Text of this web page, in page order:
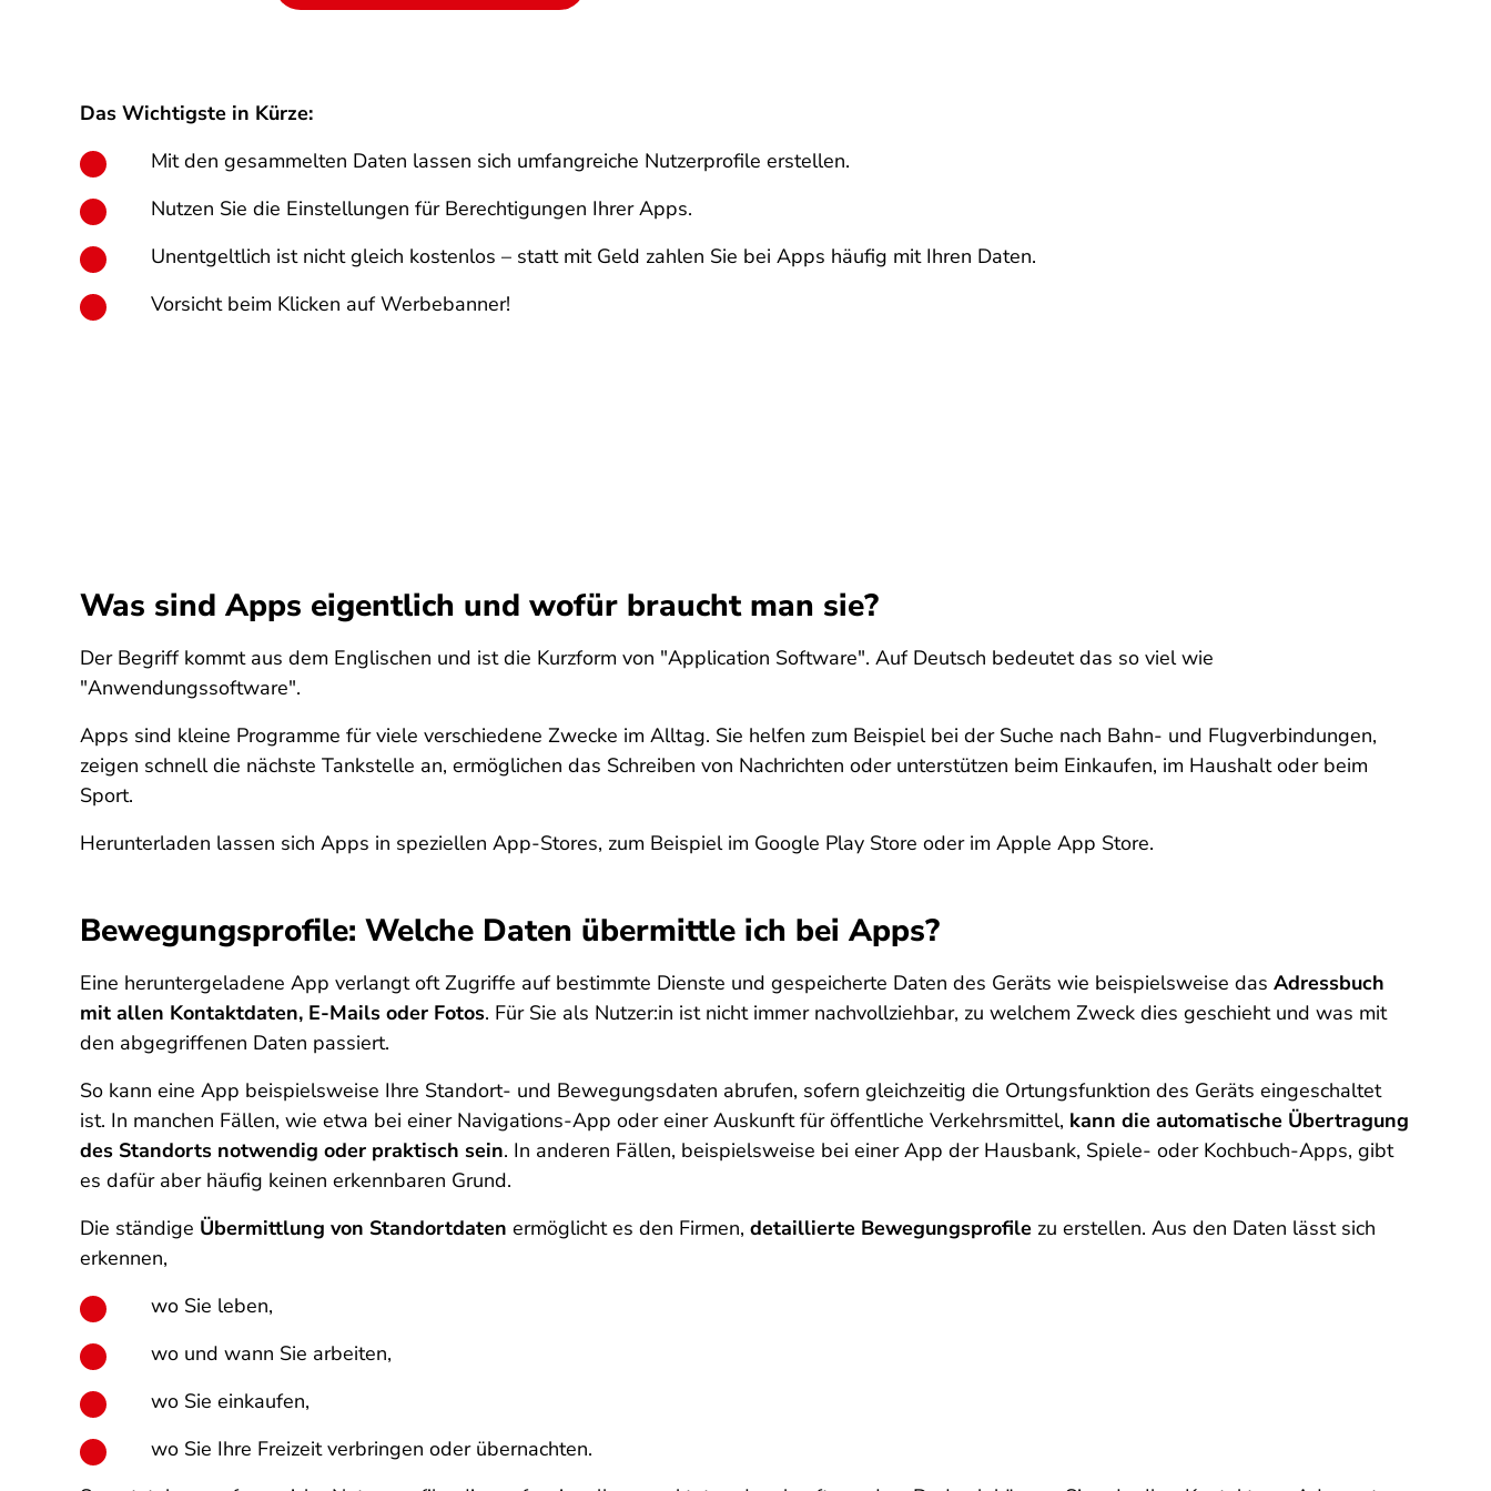
Das Wichtigste in Kürze:
Mit den gesammelten Daten lassen sich umfangreiche Nutzerprofile erstellen.
Nutzen Sie die Einstellungen für Berechtigungen Ihrer Apps.
Unentgeltlich ist nicht gleich kostenlos – statt mit Geld zahlen Sie bei Apps häufig mit Ihren Daten.
Vorsicht beim Klicken auf Werbebanner!
Was sind Apps eigentlich und wofür braucht man sie?
Der Begriff kommt aus dem Englischen und ist die Kurzform von "Application Software". Auf Deutsch bedeutet das so viel wie
"Anwendungssoftware".
Apps sind kleine Programme für viele verschiedene Zwecke im Alltag. Sie helfen zum Beispiel bei der Suche nach Bahn- und Flugverbindungen,
zeigen schnell die nächste Tankstelle an, ermöglichen das Schreiben von Nachrichten oder unterstützen beim Einkaufen, im Haushalt oder beim
Sport.
Herunterladen lassen sich Apps in speziellen App-Stores, zum Beispiel im Google Play Store oder im Apple App Store.
Bewegungsprofile: Welche Daten übermittle ich bei Apps?
Eine heruntergeladene App verlangt oft Zugriffe auf bestimmte Dienste und gespeicherte Daten des Geräts wie beispielsweise das Adressbuch
mit allen Kontaktdaten, E-Mails oder Fotos. Für Sie als Nutzer:in ist nicht immer nachvollziehbar, zu welchem Zweck dies geschieht und was mit
den abgegriffenen Daten passiert.
So kann eine App beispielsweise Ihre Standort- und Bewegungsdaten abrufen, sofern gleichzeitig die Ortungsfunktion des Geräts eingeschaltet
ist. In manchen Fällen, wie etwa bei einer Navigations-App oder einer Auskunft für öffentliche Verkehrsmittel, kann die automatische Übertragung
des Standorts notwendig oder praktisch sein. In anderen Fällen, beispielsweise bei einer App der Hausbank, Spiele- oder Kochbuch-Apps, gibt
es dafür aber häufig keinen erkennbaren Grund.
Die ständige Übermittlung von Standortdaten ermöglicht es den Firmen, detaillierte Bewegungsprofile zu erstellen. Aus den Daten lässt sich
erkennen,
wo Sie leben,
wo und wann Sie arbeiten,
wo Sie einkaufen,
wo Sie Ihre Freizeit verbringen oder übernachten.